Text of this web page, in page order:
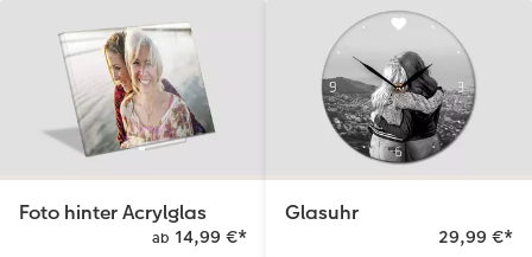
Foto hinter Acrylglas
ab 14,99 €*
Glasuhr
29,99 €*